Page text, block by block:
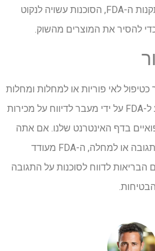
החברות מסרבות לציית לתקנות ה-FDA, הסוכנות עשויה לנקוט
להסיר את המוצרים מהשוק.
לאי פוריות או למחלות ומחלות
פוריות אחרות, תוכל להודיע ​​ל-FDA על ידי מעבר לדיווח על מכירות
בדף האינטרנט שלנו. אם אתה
חושב שמוצר עלול לגרום לתגובה או למחלה, ה-FDA מעודד
הבריאות לדווח לסוכנות על התגובה